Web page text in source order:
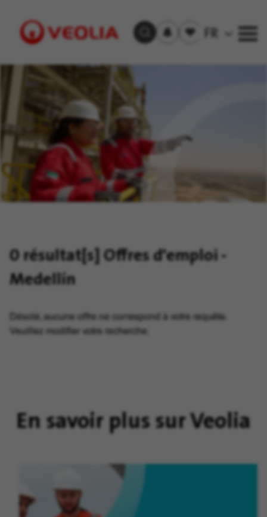
Visit
Trouver un emploi
aux
Offre(s)
sauvegardée(s)
FR
0 résultat[s]Offres d'emploi -
Medellín
Désolé, aucune offre ne correspond à votre requête.
Veuillez modifier votre recherche.
En savoir plus sur Veolia